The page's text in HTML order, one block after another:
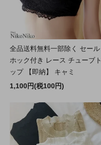
全品送料無料一部除く セール
ホック付き レース チューブト
ップ 【即納】 キャミ
1,100円(税100円)